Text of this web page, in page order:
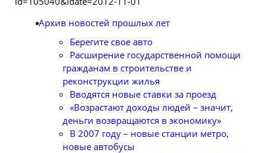
Архив новостей прошлых лет
Берегите свое авто
Расширение государственной помощи
гражданам в строительстве и
реконструкции жилья
Вводятся новые ставки за проезд
«Возрастают доходы людей – значит,
деньги возвращаются в экономику»
В 2007 году – новые станции метро,
новые автобусы